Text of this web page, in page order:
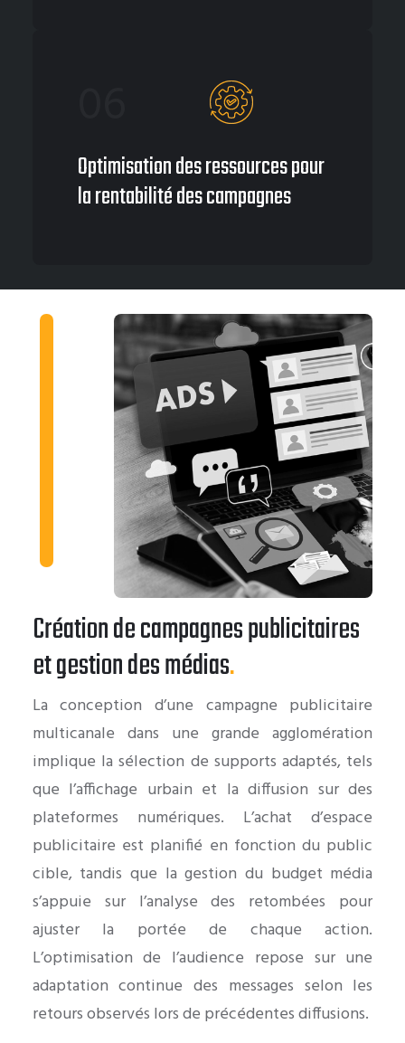
Optimisation des ressources pour
la rentabilité des campagnes
Création de campagnes publicitaires
et gestion des médias.
La conception d’une campagne publicitaire
multicanale dans une grande agglomération
implique la sélection de supports adaptés, tels
que l’affichage urbain et la diffusion sur des
plateformes numériques. L’achat d’espace
publicitaire est planifié en fonction du public
cible, tandis que la gestion du budget média
s’appuie sur l’analyse des retombées pour
ajuster la portée de chaque action.
L’optimisation de l’audience repose sur une
adaptation continue des messages selon les
retours observés lors de précédentes diffusions.